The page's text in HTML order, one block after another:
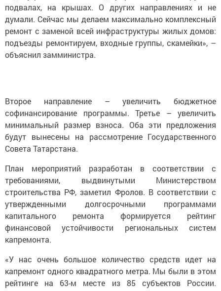
подвалах, на крышах. О других направлениях и не
думали. Сейчас мы делаем максимально комплексный
ремонт с заменой всей инфраструктуры жилых домов:
подъезды ремонтируем, входные группы, скамейки», –
объяснил замминистра.
Второе направление – увеличить бюджетное
софинансирование программы. Третье – увеличить
минимальный размер взноса. Оба эти предложения
будут вынесены на рассмотрение Государственного
Совета Татарстана.
План мероприятий разработан в соответствии с
требованиями, выдвинутыми Министерством
строительства РФ, заметил Фролов. В соответствии с
утвержденными долгосрочными программами
капитального ремонта формируется рейтинг
финансовой устойчивости региональных систем
капремонта.
«У нас очень большое количество средств идет на
капремонт одного квадратного метра. Мы были в этом
рейтинге на 63-м месте из 85 субъектов России.